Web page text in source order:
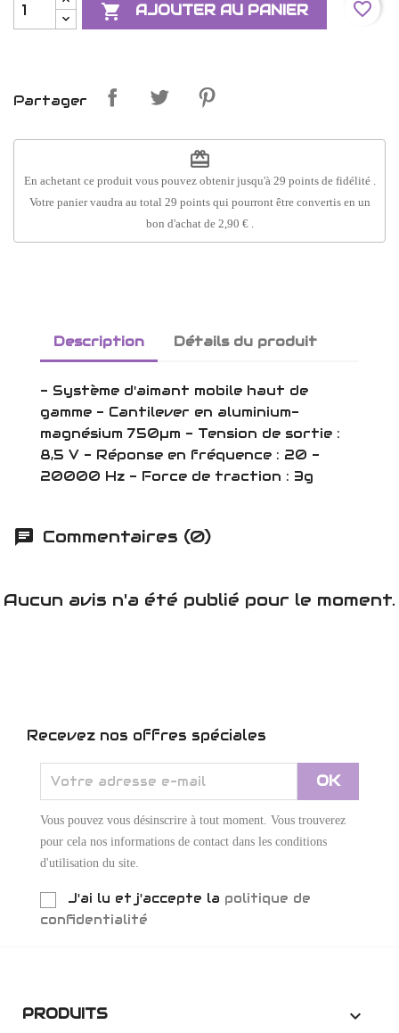
 AJOUTER AU PANIER favorite_border
Partager
redeem
En achetant ce produit vous pouvez obtenir jusqu'à 29 points de fidélité.
Votre panier vaudra au total 29 pointsqui pourront être convertis en un
bon d'achat de 2,90 €.
Description Détails du produit
- Système d'aimant mobile haut de
gamme - Cantilever en aluminium-
magnésium 750µm - Tension de sortie :
8,5 V - Réponse en fréquence : 20 -
20000 Hz - Force de traction : 3g
Commentaires (0)
Aucun avis n'a été publié pour le moment.
Recevez nos offres spéciales
Vous pouvez vous désinscrire à tout moment. Vous trouverez
pour cela nos informations de contact dans les conditions
d'utilisation du site.
J'ai lu et j'accepte la politique de
confidentialité
PRODUITS 